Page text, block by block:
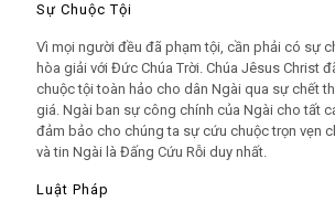
Sự Chuộc Tội
Vì mọi người đều đã phạm tội, cần phải có sự
hòa giải với Đức Chúa Trời. Chúa Jêsus Christ
chuộc tội toàn hảo cho dân Ngài qua sự chết
giá. Ngài ban sự công chính của Ngài cho tất
đảm bảo cho chúng ta sự cứu chuộc trọn vẹn
và tin Ngài là Đấng Cứu Rỗi duy nhất.
Luật Pháp